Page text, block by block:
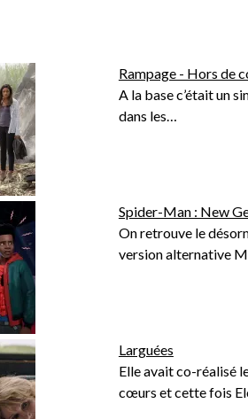
Rampage - Hors de
A la base c’était un
dans les…
Spider-Man : New
On retrouve le
version alternative
Larguées
Elle avait co-réalisé
cœurs et cette fois